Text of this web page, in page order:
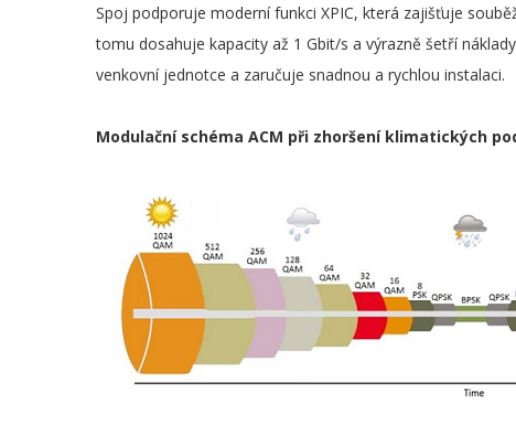
Spoj podporuje moderní funkci XPIC, která zajišťuje
tomu dosahuje kapacity až 1 Gbit/s a výrazně šetří
venkovní jednotce a zaručuje snadnou a rychlou instalaci.
Modulační schéma ACM při zhoršení klimatických